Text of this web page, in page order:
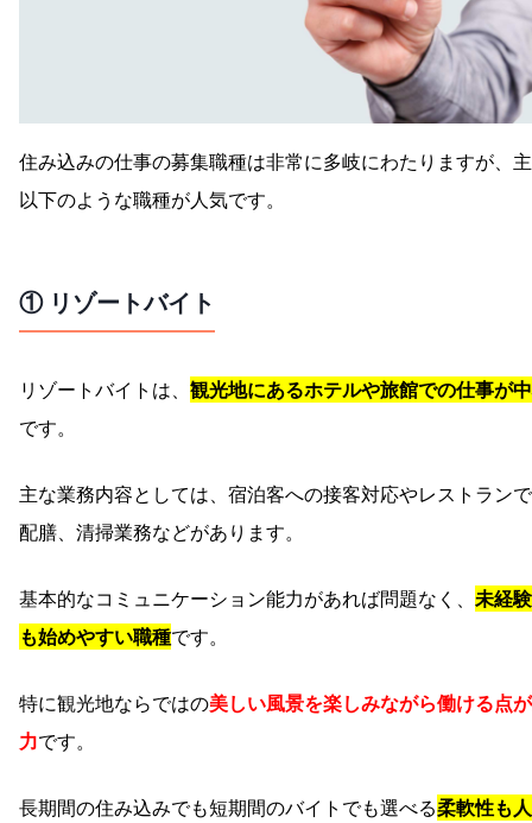
住み込みの仕事の募集職種は非常に多岐にわたりますが、
以下のような職種が人気です。
① リゾートバイト
リゾートバイトは、 観光地にあるホテルや旅館での仕事が
です。
主な業務内容としては、宿泊客への接客対応やレストラン
配膳、清掃業務などがあります。
基本的なコミュニケーション能力があれば問題なく、 未経
も始めやすい職種です。
特に観光地ならではの美しい風景を楽しみながら働ける点
力です。
長期間の住み込みでも短期間のバイトでも選べる柔軟性も